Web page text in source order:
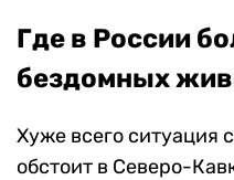
Где в России
бездомных
Хуже всего ситуация
обстоит в Северо-